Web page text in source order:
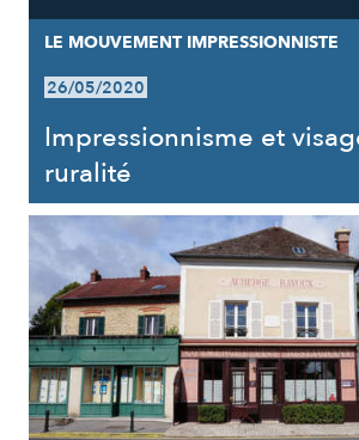
LE MOUVEMENT IMPRESSIONNISTE
26/05/2020
Impressionnisme et
ruralité